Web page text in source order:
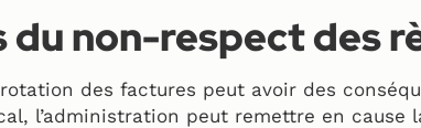
du non-respect des
des factures peut avoir des
l’administration peut remettre en cause